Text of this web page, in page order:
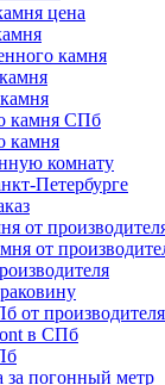
цена
камня
камня СПб
камня
комнату
Петербурге
от
от
от производителя
в СПб
за погонный метр